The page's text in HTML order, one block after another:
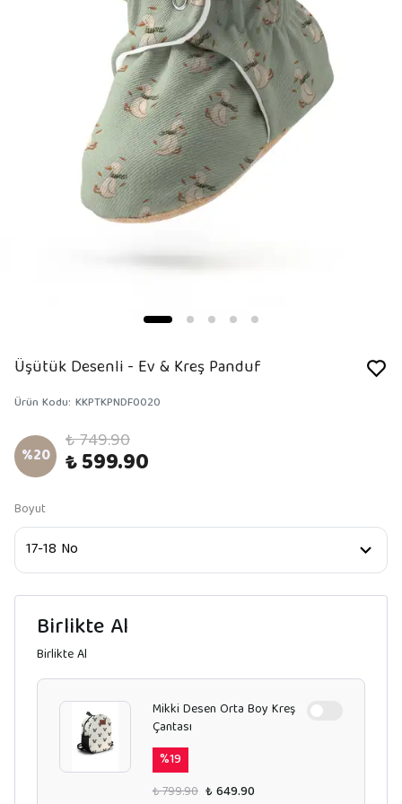
Üşütük Desenli - Ev & Kreş Panduf
Ürün Kodu: KKPTKPNDF0020
%20 ₺ 749.90
₺ 599.90
Boyut
Birlikte Al
Birlikte Al
Mikki Desen Orta Boy Kreş
Çantası
%19
₺ 799.90 ₺ 649.90